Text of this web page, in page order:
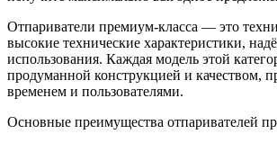
Отпариватели премиум-класса — это
высокие технические характеристики,
использования. Каждая модель этой
продуманной конструкцией и качеством,
временем и пользователями.
Основные преимущества отпаривателей